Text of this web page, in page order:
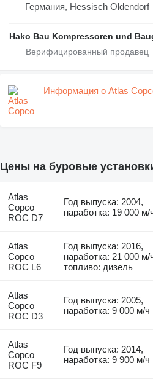
Германия, Hessisch Oldendorf
Hako Bau Kompressoren und
Информация о Atlas
Цены на буровые
Atlas
Copco
ROC D7
Год выпуска: 2004,
наработка: 19 000 м/
Atlas
Copco
ROC L6
Год выпуска: 2016,
наработка: 21 000 м/
топливо: дизель
Atlas
Copco
ROC D3
Год выпуска: 2005,
наработка: 9 000 м/ч
Atlas
Copco
ROC F9
Год выпуска: 2014,
наработка: 9 900 м/ч